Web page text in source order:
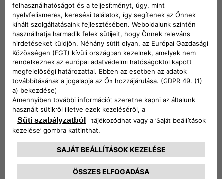
Piano Italia: a torinói Mirafiori üzemben elkészültek
az új FIAT 500 hibrid első előszériás példányai
OLVASD EL